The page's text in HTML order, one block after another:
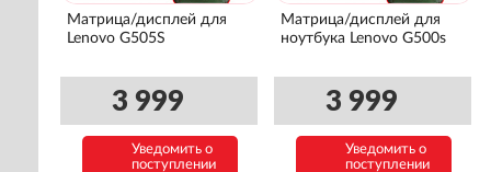
Матрица/дисплей для
Lenovo G505S
3 999
Уведомить о
поступлении
Матрица/дисплей для
ноутбука Lenovo G500s
3 999
Уведомить о
поступлении